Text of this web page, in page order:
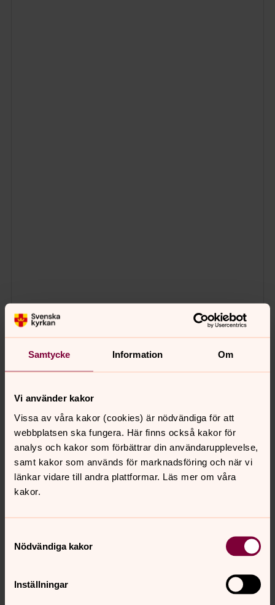
Samtycke Information Om
Vi använder kakor
Vissa av våra kakor (cookies) är nödvändiga för att
webbplatsen ska fungera. Här finns också kakor för
analys och kakor som förbättrar din användarupplevelse,
samt kakor som används för marknadsföring och när vi
länkar vidare till andra plattformar. Läs mer om våra
kakor.
Nödvändiga kakor
Inställningar